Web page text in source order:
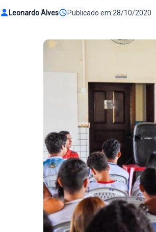
Leonardo Alves Publicado em:28/10/2020